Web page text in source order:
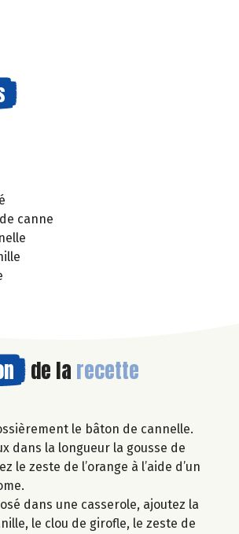
canne
de la recette
le bâton de cannelle.
dans la longueur la gousse de
le zeste de l’orange à l’aide d’un
dans une casserole, ajoutez la
le clou de girofle, le zeste de